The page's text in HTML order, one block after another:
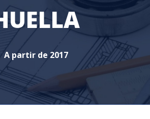
A partir de 2017